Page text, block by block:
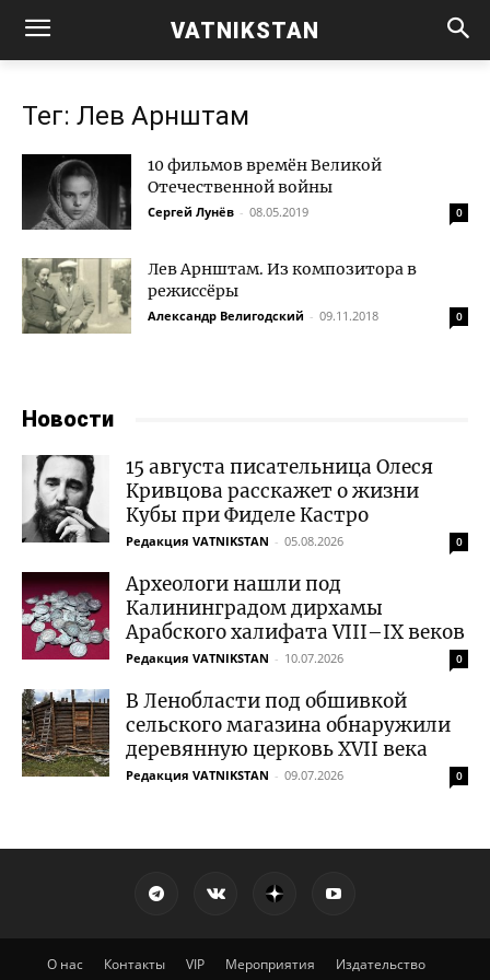
VATNIKSTAN
Тег: Лев Арнштам
10 фильмов времён Великой
Отечественной войны
Сергей Лунёв - 08.05.2019 0
Лев Арнштам. Из композитора в
режиссёры
Александр Велигодский - 09.11.2018 0
Новости
15 августа писательница Олеся
Кривцова расскажет о жизни
Кубы при Фиделе Кастро
Редакция VATNIKSTAN - 05.08.2026 0
Археологи нашли под
Калининградом дирхамы
Арабского халифата VIII–IX веков
Редакция VATNIKSTAN - 10.07.2026 0
В Ленобласти под обшивкой
сельского магазина обнаружили
деревянную церковь XVII века
Редакция VATNIKSTAN - 09.07.2026 0
О нас Контакты VIP Мероприятия
Издательство